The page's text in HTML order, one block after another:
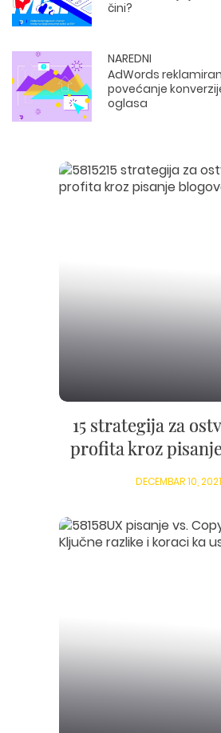
čini?
NAREDNI
AdWords
povećanje
oglasa
15 strategija za
profita kroz
DECEMBAR 10, 2021